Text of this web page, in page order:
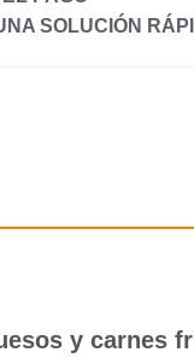
SOLUCIÓN
y carnes